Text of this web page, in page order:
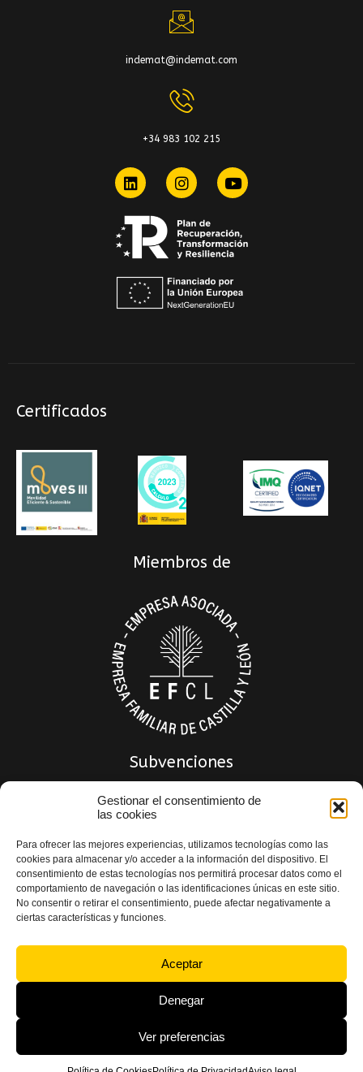
Gestionar el consentimiento de
las cookies
Para ofrecer las mejores experiencias, utilizamos tecnologías como las
cookies para almacenar y/o acceder a la información del dispositivo. El
consentimiento de estas tecnologías nos permitirá procesar datos como el
comportamiento de navegación o las identificaciones únicas en este sitio.
No consentir o retirar el consentimiento, puede afectar negativamente a
ciertas características y funciones.
Aceptar
Denegar
Ver preferencias
indemat@indemat.com
+34 983 102 215
Certificados
Miembros de
Subvenciones
Declaración de accesibilidad
© 2024 Indemat S.L. Todos los derechos reservados – Desarrollado porToools